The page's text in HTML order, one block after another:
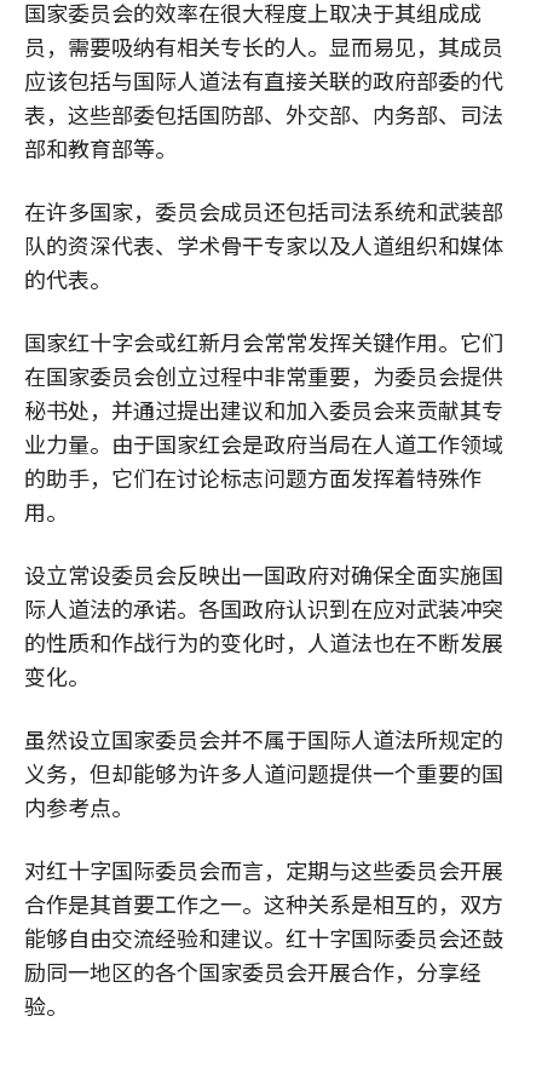
国家委员会的效率在很大程度上取决于其组成成
员，需要吸纳有相关专长的人。显而易见，其成员
应该包括与国际人道法有直接关联的政府部委的代
表，这些部委包括国防部、外交部、内务部、司法
部和教育部等。
在许多国家，委员会成员还包括司法系统和武装部
队的资深代表、学术骨干专家以及人道组织和媒体
的代表。
国家红十字会或红新月会常常发挥关键作用。它们
在国家委员会创立过程中非常重要，为委员会提供
秘书处，并通过提出建议和加入委员会来贡献其专
业力量。由于国家红会是政府当局在人道工作领域
的助手，它们在讨论标志问题方面发挥着特殊作
用。
设立常设委员会反映出一国政府对确保全面实施国
际人道法的承诺。各国政府认识到在应对武装冲突
的性质和作战行为的变化时，人道法也在不断发展
变化。
虽然设立国家委员会并不属于国际人道法所规定的
义务，但却能够为许多人道问题提供一个重要的国
内参考点。
对红十字国际委员会而言，定期与这些委员会开展
合作是其首要工作之一。这种关系是相互的，双方
能够自由交流经验和建议。红十字国际委员会还鼓
励同一地区的各个国家委员会开展合作，分享经
验。